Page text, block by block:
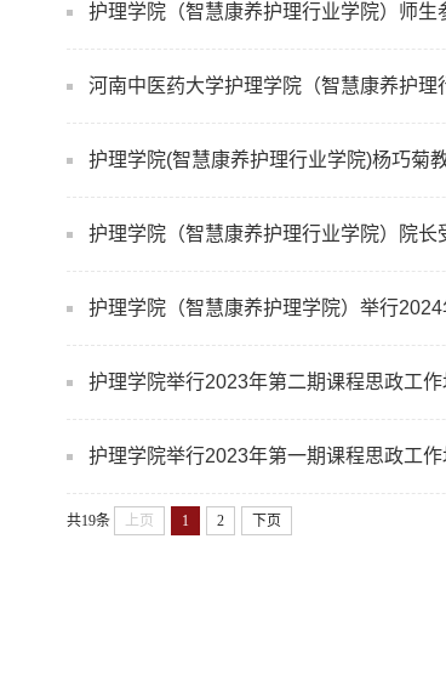
护理学院（智慧康养护理行业学院）师
护理学院举行2023年第二期课程思政工
护理学院举行2023年第一期课程思政工
共19条 上页 1 2 下页